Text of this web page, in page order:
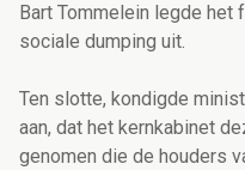
Bart Tommelein legde het
sociale dumping uit.
Ten slotte, kondigde
aan, dat het kernkabinet
genomen die de houders